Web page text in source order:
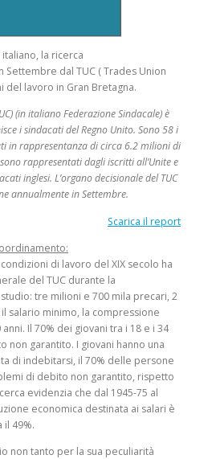
la ricerca
Settembre dal TUC ( Trades Union
del lavoro in Gran Bretagna.
(in italiano Federazione Sindacale) è
i sindacati del Regno Unito. Sono 58 i
in rappresentanza di circa 6.2 milioni di
rappresentati dagli iscritti all’Unite e
inglesi. L’organo decisionale del TUC
annualmente in Settembre.
Scarica il report
di lavoro del XIX secolo ha
del TUC durante la
tre milioni e 700 mila precari, 2
salario minimo, la compressione
Il 70% dei giovani tra i 18 e i 34
non garantito. I giovani hanno una
di indebitarsi, il 70% delle persone
di debito non garantito, rispetto
evidenzia che dal 1945-75 al
economica destinata ai salari è
il 49%.
non tanto per la sua peculiarità